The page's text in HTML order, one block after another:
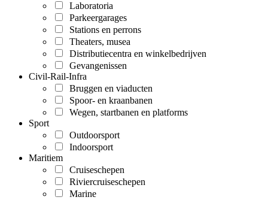
Laboratoria
Parkeergarages
Stations en perrons
Theaters, musea
Distributiecentra en winkelbedrijven
Gevangenissen
Civil-Rail-Infra
Bruggen en viaducten
Spoor- en kraanbanen
Wegen, startbanen en platforms
Sport
Outdoorsport
Indoorsport
Maritiem
Cruiseschepen
Riviercruiseschepen
Marine